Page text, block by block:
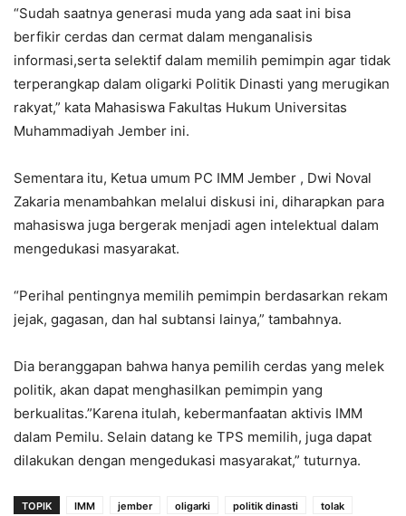
“Sudah saatnya generasi muda yang ada saat ini bisa
berfikir cerdas dan cermat dalam menganalisis
informasi,serta selektif dalam memilih pemimpin agar tidak
terperangkap dalam oligarki Politik Dinasti yang merugikan
rakyat,” kata Mahasiswa Fakultas Hukum Universitas
Muhammadiyah Jember ini.
Sementara itu, Ketua umum PC IMM Jember , Dwi Noval
Zakaria menambahkan melalui diskusi ini, diharapkan para
mahasiswa juga bergerak menjadi agen intelektual dalam
mengedukasi masyarakat.
“Perihal pentingnya memilih pemimpin berdasarkan rekam
jejak, gagasan, dan hal subtansi lainya,” tambahnya.
Dia beranggapan bahwa hanya pemilih cerdas yang melek
politik, akan dapat menghasilkan pemimpin yang
berkualitas.”Karena itulah, kebermanfaatan aktivis IMM
dalam Pemilu. Selain datang ke TPS memilih, juga dapat
dilakukan dengan mengedukasi masyarakat,” tuturnya.
TOPIK IMM jember oligarki politik dinasti tolak